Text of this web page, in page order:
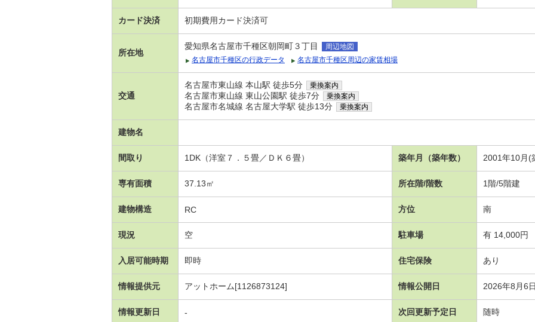
カード決済 初期費用カード決済可
所在地
愛知県名古屋市千種区朝岡町３丁目
周辺地図
名古屋市千種区の行政データ
名古屋市千種区周辺の家賃相場
交通
名古屋市東山線 本山駅 徒歩5分 乗換案内
名古屋市東山線 東山公園駅 徒歩7分 乗換案内
名古屋市名城線 名古屋大学駅 徒歩13分 乗換案内
建物名
間取り 1DK（洋室７．５畳／ＤＫ６畳） 築年月（築年数） 2001年10月(
専有面積 37.13㎡ 所在階/階数 1階/5階建
建物構造 RC 方位 南
現況 空 駐車場 有 14,000円
入居可能時期 即時 住宅保険 あり
情報提供元 アットホーム[1126873124] 情報公開日 2026年8月6日
情報更新日 - 次回更新予定日 随時